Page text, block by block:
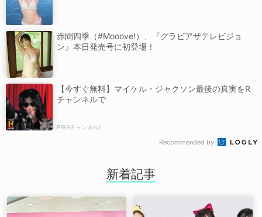
赤間四季（#Mooove!）、『グラビアザテレビジョ
ン』本日発売号に初登場！
【今すぐ無料】マイケル・ジャクソン最後の真実をR
チャンネルで
PR(Rチャンネル)
Recommended by
新着記事